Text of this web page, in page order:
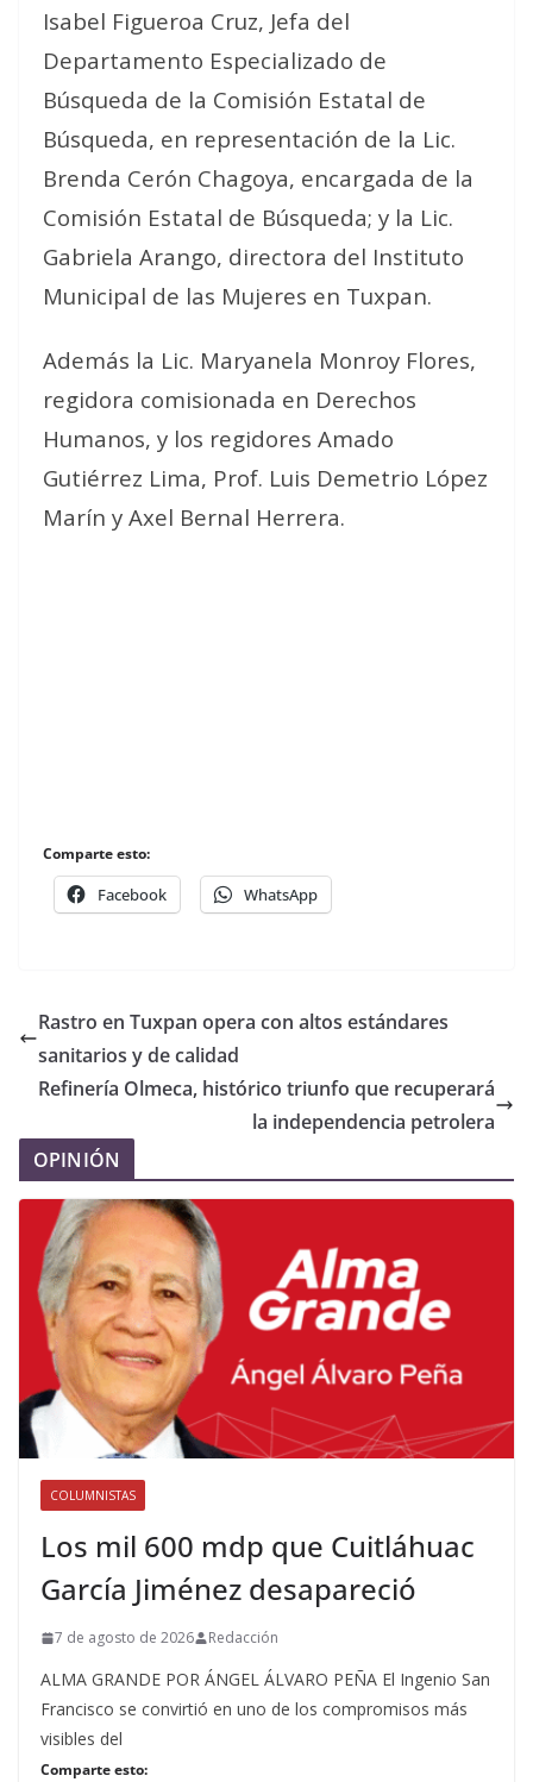
Isabel Figueroa Cruz, Jefa del
Departamento Especializado de
Búsqueda de la Comisión Estatal de
Búsqueda, en representación de la Lic.
Brenda Cerón Chagoya, encargada de la
Comisión Estatal de Búsqueda; y la Lic.
Gabriela Arango, directora del Instituto
Municipal de las Mujeres en Tuxpan.
Además la Lic. Maryanela Monroy Flores,
regidora comisionada en Derechos
Humanos, y los regidores Amado
Gutiérrez Lima, Prof. Luis Demetrio López
Marín y Axel Bernal Herrera.
Comparte esto:
Facebook WhatsApp
Rastro en Tuxpan opera con altos estándares
sanitarios y de calidad
Refinería Olmeca, histórico triunfo que recuperará
la independencia petrolera
OPINIÓN
COLUMNISTAS
Los mil 600 mdp que Cuitláhuac
García Jiménez desapareció
7 de agosto de 2026 Redacción
ALMA GRANDE POR ÁNGEL ÁLVARO PEÑA El Ingenio San
Francisco se convirtió en uno de los compromisos más
visibles del
Comparte esto: